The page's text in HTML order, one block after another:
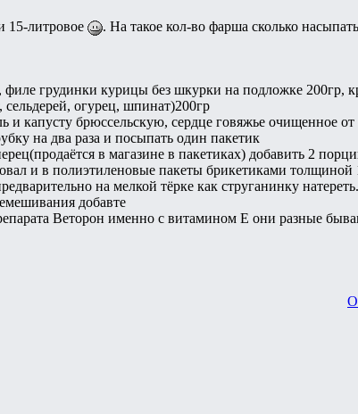
15-литровое . На такое кол-во фарша сколько
грудинки курицы без шкурки на подложке 200гр,
огурец, шпинат)200гр
капусту брюссельскую, сердце говяжье очищенное
на два раза и посыпать один пакетик
в магазине в пакетиках) добавить 2
и в полиэтиленовые пакеты брикетиками
на мелкой тёрке как струганинку
добавте
Веторон именно с витамином Е они разные